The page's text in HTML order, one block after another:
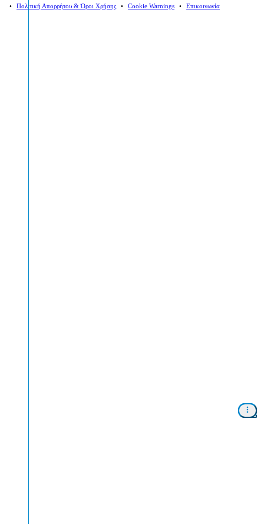
⠀•⠀ Πολιτική Απορρήτου & Όροι Χρήσης ⠀•⠀ Cookie Warnings ⠀•⠀ Επικοινωνία